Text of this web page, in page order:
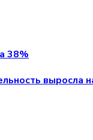
38%
выросла